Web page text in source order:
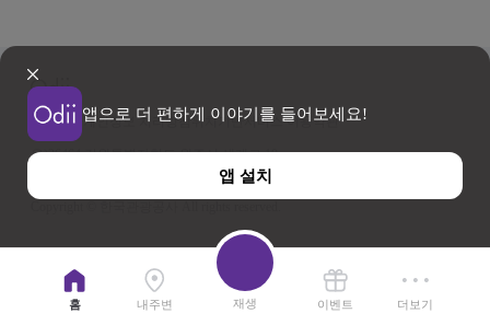
앱으로 더 편하게 이야기를 들어보세요!
앱 설치
이용약관 개인정보 처리방침위치기반서비스 이용약관
우)26464 강원특별자치도 원주시 세계로 10
사업자등록번호 202-81-50707 TEL : 033-738-3000
홈 내주변 재생 이벤트 더보기